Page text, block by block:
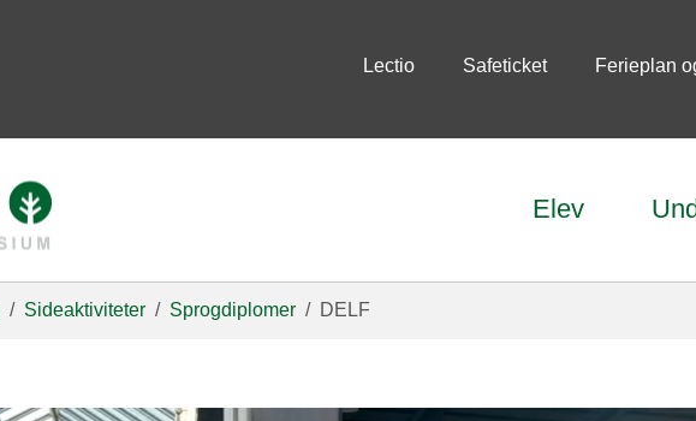
Lectio Safeticket Ferieplan
Elev
Sideaktiviteter Sprogdiplomer DELF